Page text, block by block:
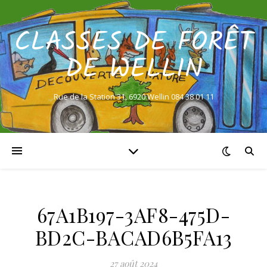
CLASSES DE FORÊT
DE WELLIN
Rue de la Station 31, 6920 Wellin 084 38 01 11
67A1B197-3AF8-475D-
BD2C-BACAD6B5FA13
27 août 2024